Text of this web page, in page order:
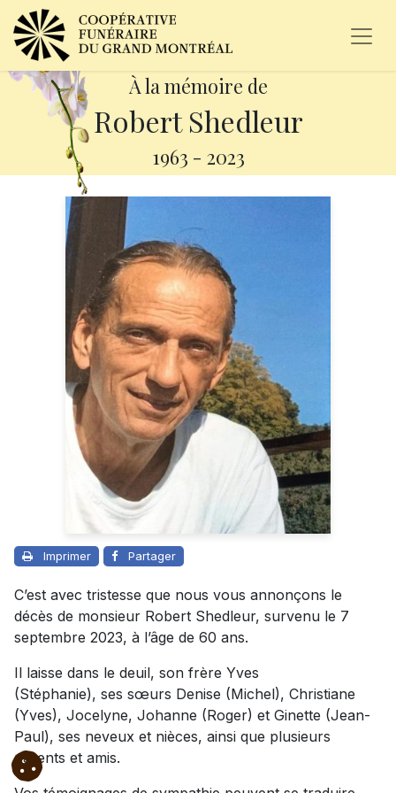
À la mémoire de
Robert Shedleur
1963 - 2023
Imprimer Partager
C’est avec tristesse que nous vous annonçons le
décès de monsieur Robert Shedleur, survenu le 7
septembre 2023, à l’âge de 60 ans.
Il laisse dans le deuil, son frère Yves
(Stéphanie), ses sœurs Denise (Michel), Christiane
(Yves), Jocelyne, Johanne (Roger) et Ginette (Jean-
Paul), ses neveux et nièces, ainsi que plusieurs
parents et amis.